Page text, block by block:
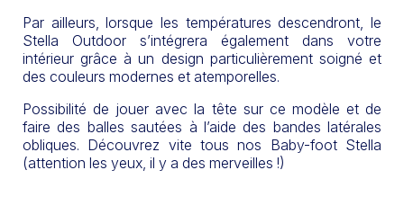
Par ailleurs, lorsque les températures descendront, le
Stella Outdoor s’intégrera également dans votre
intérieur grâce à un design particulièrement soigné et
des couleurs modernes et atemporelles.
Possibilité de jouer avec la tête sur ce modèle et de
faire des balles sautées à l’aide des bandes latérales
obliques. Découvrez vite tous nos Baby-foot Stella
(attention les yeux, il y a des merveilles !)